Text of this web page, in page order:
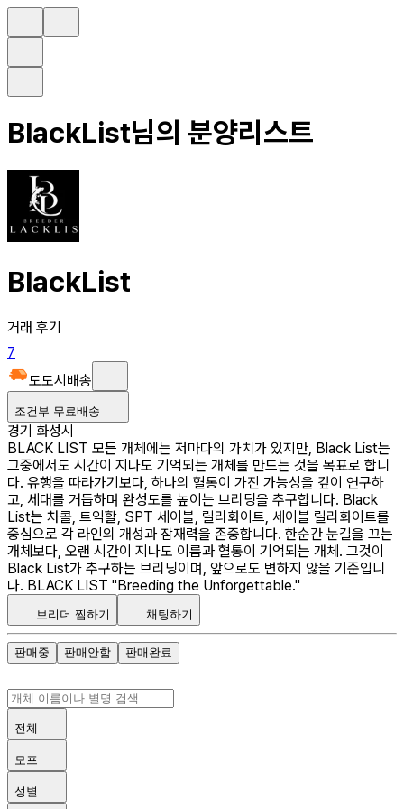
BlackList님의 분양리스트
BlackList
거래 후기
7
도도시배송
조건부 무료배송
경기 화성시
BLACK LIST 모든 개체에는 저마다의 가치가 있지만, Black List는
그중에서도 시간이 지나도 기억되는 개체를 만드는 것을 목표로 합니
다. 유행을 따라가기보다, 하나의 혈통이 가진 가능성을 깊이 연구하
고, 세대를 거듭하며 완성도를 높이는 브리딩을 추구합니다. Black
List는 차콜, 트익할, SPT 세이블, 릴리화이트, 세이블 릴리화이트​를
중심으로 각 라인의 개성과 잠재력을 존중합니다. 한순간 눈길을 끄는
개체보다, 오랜 시간이 지나도 이름과 혈통이 기억되는 개체. 그것이
Black List가 추구하는 브리딩이며, 앞으로도 변하지 않을 기준입니
다. BLACK LIST "Breeding the Unforgettable."
브리더 찜하기 채팅하기
판매중 판매안함 판매완료
전체
모프
성별